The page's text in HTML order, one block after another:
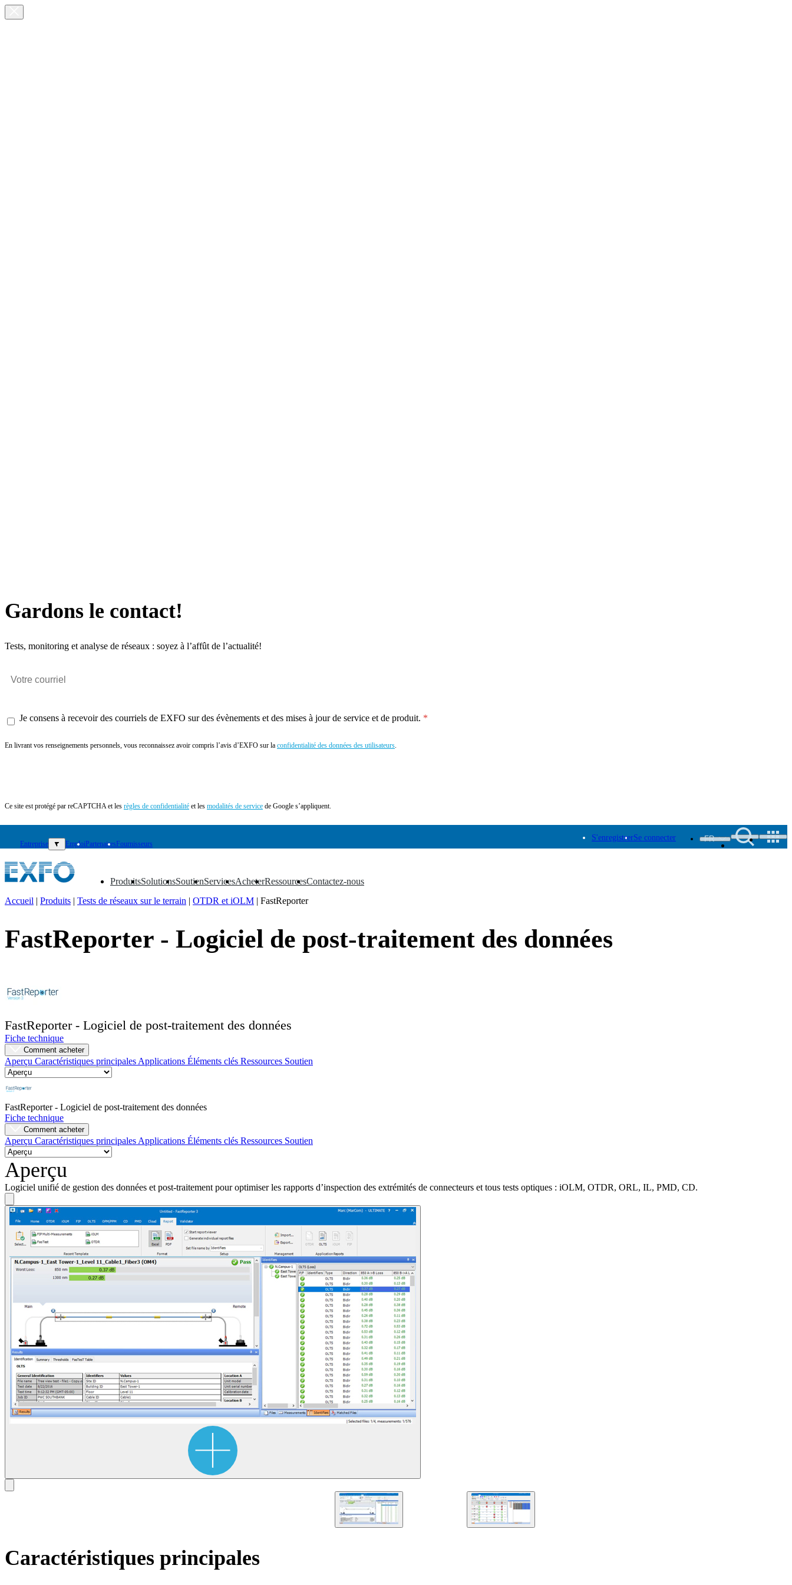
Gardons le contact!
Tests, monitoring et analyse de réseaux : soyez à l’affût de l’actualité!
Je consens à recevoir des courriels de EXFO sur des évènements et des mises à jour de service et de produit.
En livrant vos renseignements personnels, vous reconnaissez avoir compris l’avis d’EXFO sur la confidentialité des données des utilisateurs.
Ce site est protégé par reCAPTCHA et les règles de confidentialité et les modalités de service de Google s’appliquent.
Entreprise ▼ EmploiPartenairesFournisseurs
S'enregistrerSe connecter FR
Produits
▼ Solutions
▼ Soutien
▼ Services
▼ Acheter
▼ Ressources
▼ Contactez-nous
▼
Produits
Solutions
Acheter
Ressources
nous
S'enregistrer
Se
connecter
Emploi
Partenaires
Fournisseurs
Accueil | Produits | Tests de réseaux sur le terrain | OTDR et iOLM | FastReporter
FastReporter - Logiciel de post-traitement des données
FastReporter - Logiciel de post-traitement des données
Fiche technique
Comment acheter
Aperçu Caractéristiques principales Applications Éléments clés Ressources Soutien
FastReporter - Logiciel de post-traitement des données
Fiche technique
Comment acheter
Aperçu Caractéristiques principales Applications Éléments clés Ressources Soutien
Aperçu
Logiciel unifié de gestion des données et post-traitement pour optimiser les rapports d’inspection des extrémités de connecteurs et tous tests optiques : iOLM, OTDR, ORL, IL, PMD, CD.
Caractéristiques principales